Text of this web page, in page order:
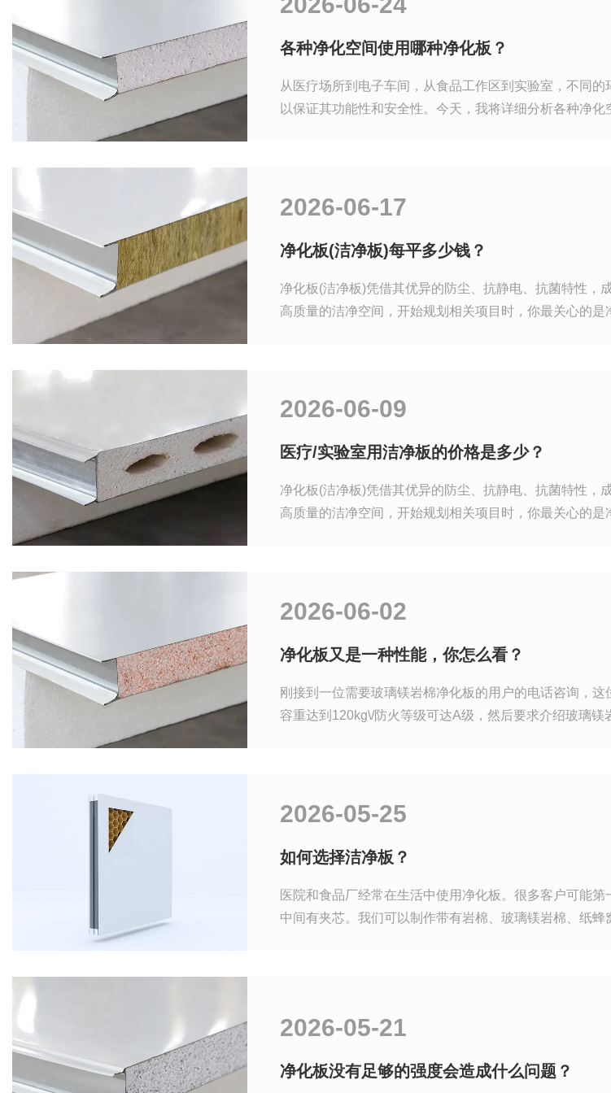
各种净化空间使用哪种净化板？
从医疗场所到电子车间，从食品工作区到实验室，不同
以保证其功能性和安全性。今天，我将详细分析各种净化
2026-06-17
净化板(洁净板)每平多少钱？
净化板(洁净板)凭借其优异的防尘、抗静电、抗菌特性，
高质量的洁净空间，开始规划相关项目时，你最关心的
2026-06-09
医疗/实验室用洁净板的价格是多少？
净化板(洁净板)凭借其优异的防尘、抗静电、抗菌特性，
高质量的洁净空间，开始规划相关项目时，你最关心的
2026-06-02
净化板又是一种性能，你怎么看？
刚接到一位需要玻璃镁岩棉净化板的用户的电话咨询，
容重达到120kg\/防火等级可达A级，然后要求介绍玻璃镁
2026-05-25
如何选择洁净板？
医院和食品厂经常在生活中使用净化板。很多客户可能
中间有夹芯。我们可以制作带有岩棉、玻璃镁岩棉、纸蜂
2026-05-21
净化板没有足够的强度会造成什么问题？